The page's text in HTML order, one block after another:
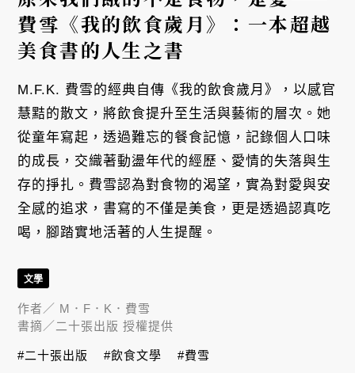
費雪《我的飲食歲月》：一本超越
美食書的人生之書
M.F.K. 費雪的經典自傳《我的飲食歲月》，以感官
慧黠的散文，將飲食提升至生活與藝術的層次。她
從童年寫起，透過難忘的餐食記憶，記錄個人口味
的成長，交織著動盪年代的經歷、愛情的失落與生
存的掙扎。費雪認為對食物的渴望，實為對愛與安
全感的追求，書寫的不僅是美食，更是透過認真吃
喝，腳踏實地活著的人生提醒。
文學
作者／ M．F．K．費雪
書摘／ 二十張出版 授權提供
#二十張出版 #飲食文學 #費雪